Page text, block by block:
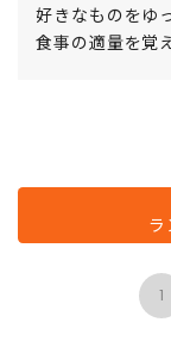
好きなものをゆ
食事の適量を覚
ラ
1